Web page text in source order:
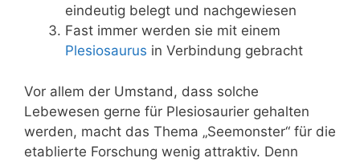
eindeutig belegt und nachgewiesen
Fast immer werden sie mit einem
Plesiosaurus in Verbindung gebracht
Vor allem der Umstand, dass solche
Lebewesen gerne für Plesiosaurier gehalten
werden, macht das Thema „Seemonster“ für die
etablierte Forschung wenig attraktiv. Denn